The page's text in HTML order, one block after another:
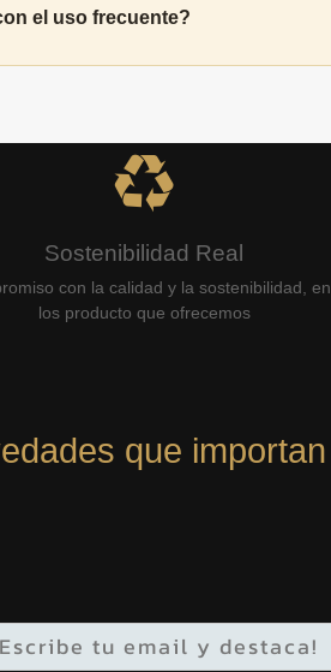
el uso frecuente?
Sostenibilidad Real
con la calidad y la sostenibilidad, en
los producto que ofrecemos
que importan